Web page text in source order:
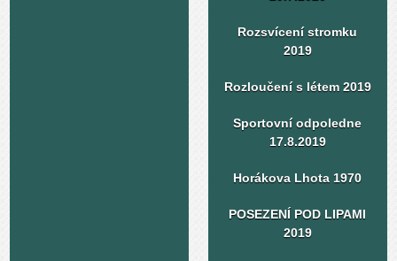
Rozsvícení stromku
2019
Rozloučení s létem 2019
Sportovní odpoledne
17.8.2019
Horákova Lhota 1970
POSEZENÍ POD LIPAMI
2019